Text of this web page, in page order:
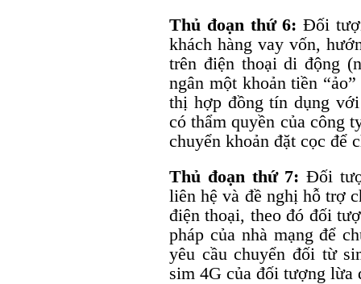
Thủ đoạn thứ 6: Đối
khách hàng vay vốn,
trên điện thoại di động
ngân một khoản tiền
thị hợp đồng tín dụng
có thẩm quyền của công
chuyển khoản đặt cọc để
Thủ đoạn thứ 7:Đối
liên hệ và đề nghị hỗ trợ
điện thoại, theo đó đối
pháp của nhà mạng để
yêu cầu chuyển đối từ
sim 4G của đối tượng lừa